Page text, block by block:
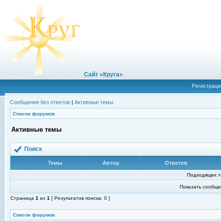
Сайт «Круга»
Сообщения без ответов | Активные темы
Список форумов
Активные темы
Поиск
Темы Автор Ответов
Подходящих
Показать
Страница 1 из 1 [ Результатов поиска: 0 ]
Список форумов